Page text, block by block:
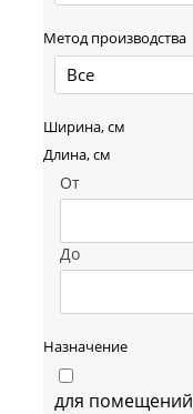
Метод производства
Все
Ширина, см
Длина, см
От
До
Назначение
для помещений